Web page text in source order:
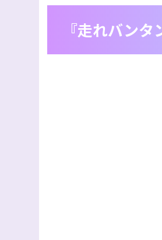
『走れバン